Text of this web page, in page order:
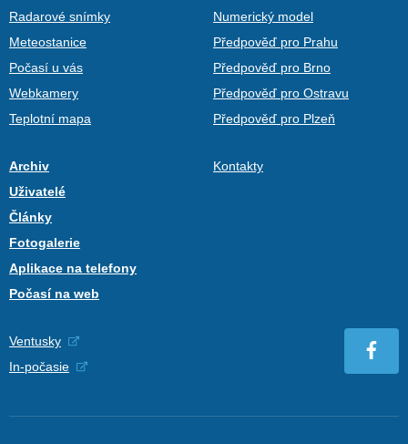
Radarové snímky
Meteostanice
Počasí u vás
Webkamery
Teplotní mapa
Numerický model
Předpověď pro Prahu
Předpověď pro Brno
Předpověď pro Ostravu
Předpověď pro Plzeň
Archiv
Uživatelé
Články
Fotogalerie
Aplikace na telefony
Počasí na web
Kontakty
Ventusky
In-počasie